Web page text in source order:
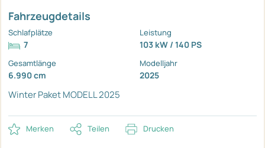
Fahrzeugdetails
Schlafplätze
7
Leistung
103 kW / 140 PS
Gesamtlänge
6.990 cm
Modelljahr
2025
Winter PaketMODELL 2025
Merken Teilen Drucken